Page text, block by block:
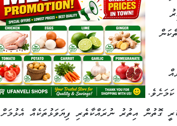
ގޮތުން އިތުރު ނުރައްކާތެރި ފިޔަވަޅުތަކެއް އެޅުމަށް